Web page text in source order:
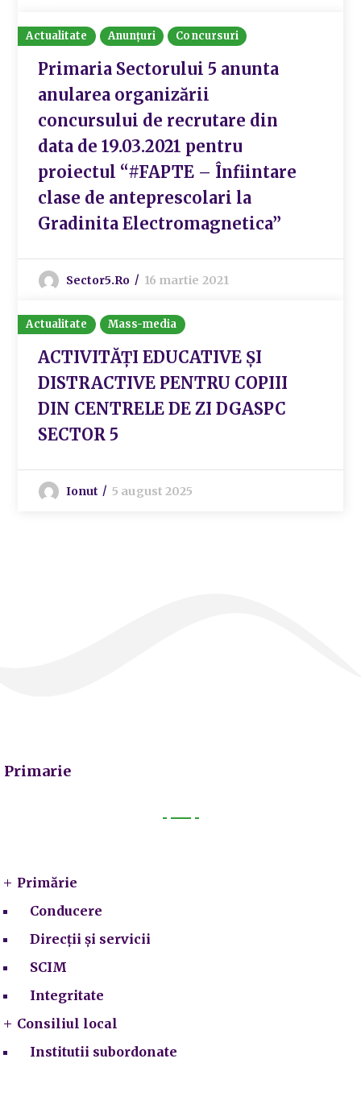
Actualitate Anunțuri Concursuri
Primaria Sectorului 5 anunta
anularea organizării
concursului de recrutare din
data de 19.03.2021 pentru
proiectul “#FAPTE – Înfiintare
clase de anteprescolari la
Gradinita Electromagnetica”
Sector5.ro 16 martie 2021
Actualitate Mass-media
ACTIVITĂȚI EDUCATIVE ȘI
DISTRACTIVE PENTRU COPIII
DIN CENTRELE DE ZI DGASPC
SECTOR 5
Ionut 5 august 2025
Primarie
Primărie
Conducere
Direcții și servicii
SCIM
Integritate
Consiliul local
Institutii subordonate